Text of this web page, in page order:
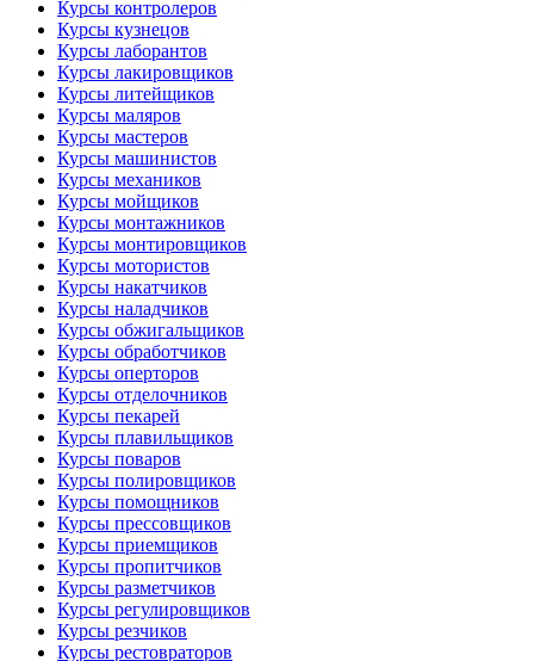
Курсы контролеров
Курсы кузнецов
Курсы лаборантов
Курсы лакировщиков
Курсы литейщиков
Курсы маляров
Курсы мастеров
Курсы машинистов
Курсы механиков
Курсы мойщиков
Курсы монтажников
Курсы монтировщиков
Курсы мотористов
Курсы накатчиков
Курсы наладчиков
Курсы обжигальщиков
Курсы обработчиков
Курсы оперторов
Курсы отделочников
Курсы пекарей
Курсы плавильщиков
Курсы поваров
Курсы полировщиков
Курсы помощников
Курсы прессовщиков
Курсы приемщиков
Курсы пропитчиков
Курсы разметчиков
Курсы регулировщиков
Курсы резчиков
Курсы рестовраторов